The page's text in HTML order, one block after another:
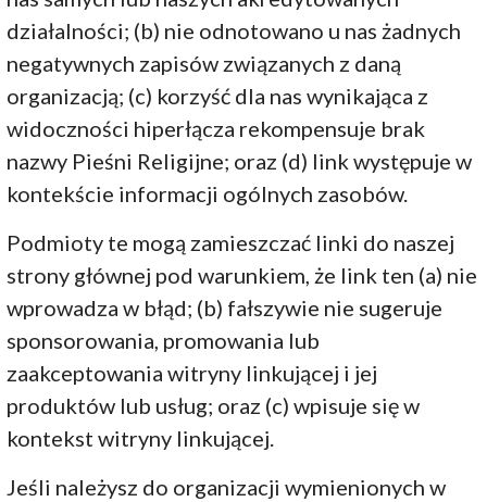
działalności; (b) nie odnotowano u nas żadnych
negatywnych zapisów związanych z daną
organizacją; (c) korzyść dla nas wynikająca z
widoczności hiperłącza rekompensuje brak
nazwy Pieśni Religijne; oraz (d) link występuje w
kontekście informacji ogólnych zasobów.
Podmioty te mogą zamieszczać linki do naszej
strony głównej pod warunkiem, że link ten (a) nie
wprowadza w błąd; (b) fałszywie nie sugeruje
sponsorowania, promowania lub
zaakceptowania witryny linkującej i jej
produktów lub usług; oraz (c) wpisuje się w
kontekst witryny linkującej.
Jeśli należysz do organizacji wymienionych w